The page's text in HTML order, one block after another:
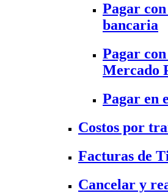
Pagar
bancaria
Pagar
Mercado
Pagar en
Costos por
Facturas de
Cancelar y